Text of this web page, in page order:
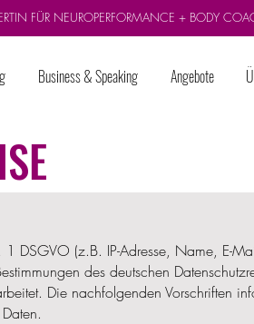
FÜR NEUROPERFORMANCE + BODY
Business & Speaking Angebote
DSGVO (z.B. IP-Adresse, Name, E-
des deutschen
Die nachfolgenden Vorschriften